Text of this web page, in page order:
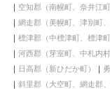
空知郡（南幌町、奈井江
網走郡（美幌町、津別町、
標津郡（中標津町、標津町
河西郡（芽室町、中札内村
日高郡（新ひだか町）
斜里郡（大空町、網走郡